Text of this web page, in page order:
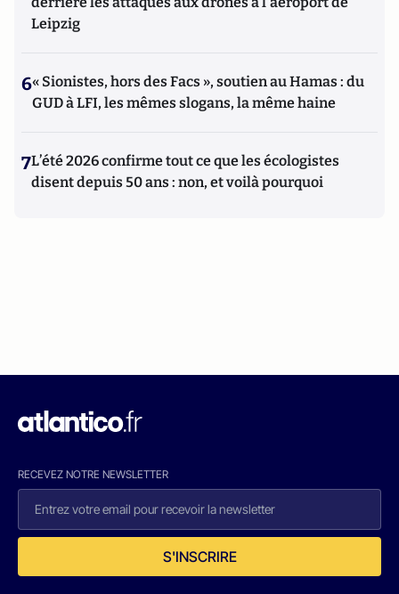
Leipzig
6« Sionistes, hors des Facs », soutien au Hamas : du
GUD à LFI, les mêmes slogans, la même haine
7L’été 2026 confirme tout ce que les écologistes
disent depuis 50 ans : non, et voilà pourquoi
RECEVEZ NOTRE NEWSLETTER
S'INSCRIRE